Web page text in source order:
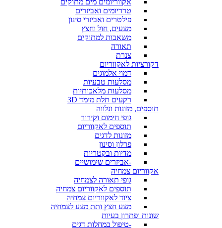
טרריומים ואביזרים
פילטרים ואביזרי סינון
מצעים, חול וחצץ
משאבות למתוקים
תאורה
צנרת
דקורציות לאקווריום
דמוי אלמוגים
מסלעות טבעיות
מסלעות מלאכותיות
רקעים תלת מימד 3D
תוספים, מזונות ונלווה
גופי חימום וקירור
תוספים לאקווריום
מזונות לדגים
פרלון וסינון
מדיות ובקטריות
-אביזרים שימושיים
אקווריום צמחיה
גופי תאורה לצמחיה
תוספים לאקווריום צמחיה
ציוד לאקווריום צמחיה
מצע חצץ ותת מצע לצמחיה
שונות ופתרון בעיות
-טיפול במחלות דגים